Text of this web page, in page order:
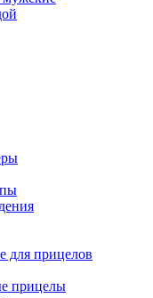
для прицелов
прицелы